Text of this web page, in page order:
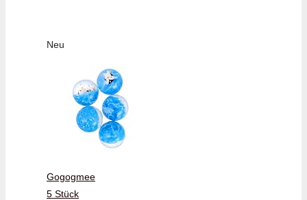
Neu
Gogogmee
5 Stück